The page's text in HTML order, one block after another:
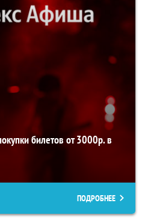
билетов от 3000р. в
ПОДРОБНЕЕ